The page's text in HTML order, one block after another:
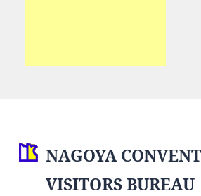
NAGOYA
VISITORS BUREAU